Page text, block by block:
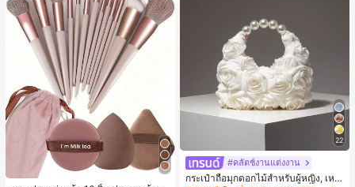
22
#คลัตช์งานแต่งงาน
กระเป๋าถือมุกดอกไม้สำหรับผู้หญิง, เหม